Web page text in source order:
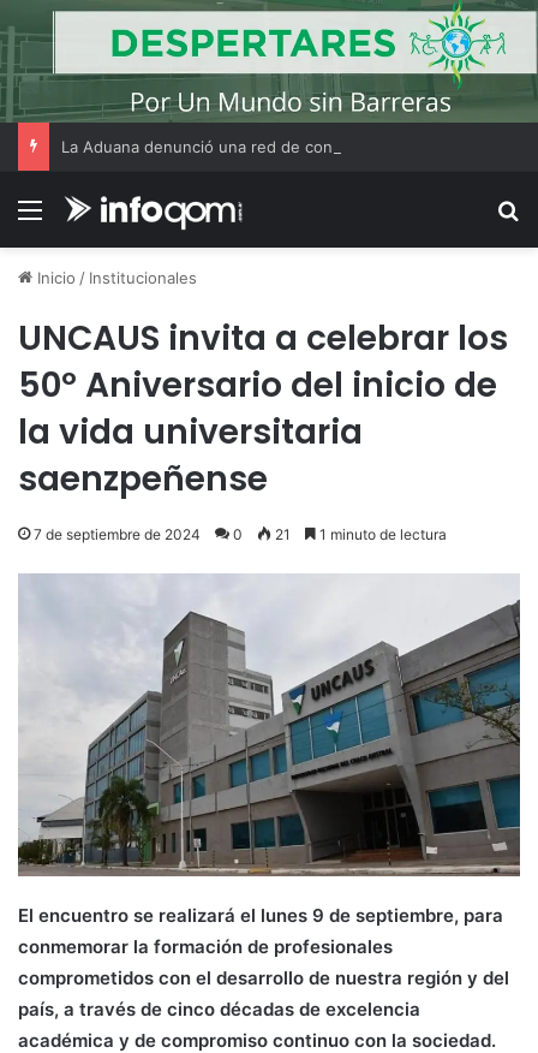
Menú
Inicio / Institucionales
UNCAUS invita a celebrar los
50º Aniversario del inicio de
la vida universitaria
saenzpeñense
7 de septiembre de 2024 0 21 1 minuto de lectura
El encuentro se realizará el lunes 9 de septiembre, para
conmemorar la formación de profesionales
comprometidos con el desarrollo de nuestra región y del
país, a través de cinco décadas de excelencia
académica y de compromiso continuo con la sociedad.